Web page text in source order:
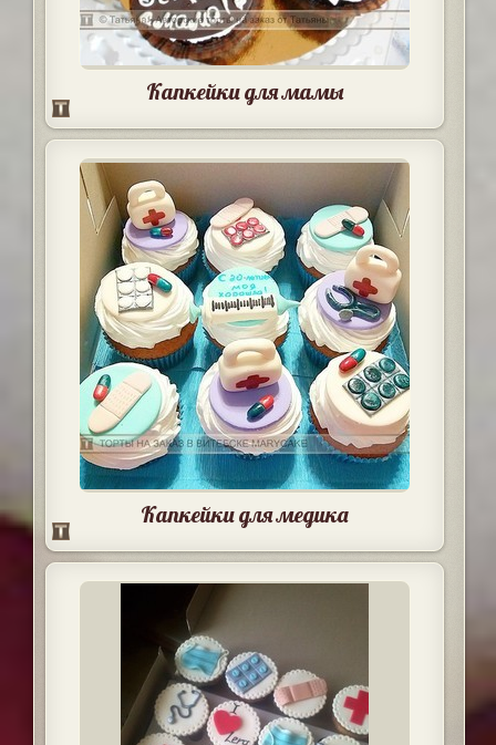
Капкейки для мамы
Капкейки для медика